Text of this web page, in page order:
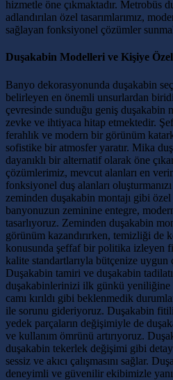
hizmetle öne çıkmaktadır. Metrobüs
adlandırılan özel tasarımlarımız,
sağlayan fonksiyonel çözümler
Duşakabin Modelleri ve Kişiye
Banyo dekorasyonunda duşakabin
belirleyen en önemli unsurlardan
çevresinde sunduğu geniş duşakabin
zevke ve ihtiyaca hitap etmektedir.
ferahlık ve modern bir görünüm
sofistike bir atmosfer yaratır. Mika
dayanıklı bir alternatif olarak öne
çözümlerimiz, mevcut alanları en
fonksiyonel duş alanları
zeminden duşakabin montajı gibi özel
banyonuzun zeminine entegre,
tasarlıyoruz. Zeminden duşakabin
görünüm kazandırırken, temizliği de
konusunda şeffaf bir politika izleyen
kalite standartlarıyla bütçenize uygun
Duşakabin tamiri ve duşakabin
duşakabinlerinizi ilk günkü
camı kırıldı gibi beklenmedik
ile sorunu gideriyoruz. Duşakabin fitili
yedek parçaların değişimiyle de
ve kullanım ömrünü artırıyoruz.
duşakabin tekerlek değişimi gibi
sessiz ve akıcı çalışmasını sağlar.
deneyimli ve güvenilir ekibimizle